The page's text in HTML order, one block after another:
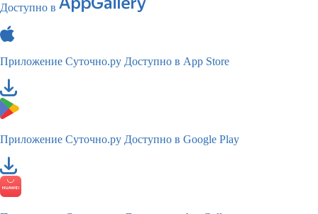
Доступно в
Приложение Суточно.ру Доступно в App Store
Приложение Суточно.ру Доступно в Google Play